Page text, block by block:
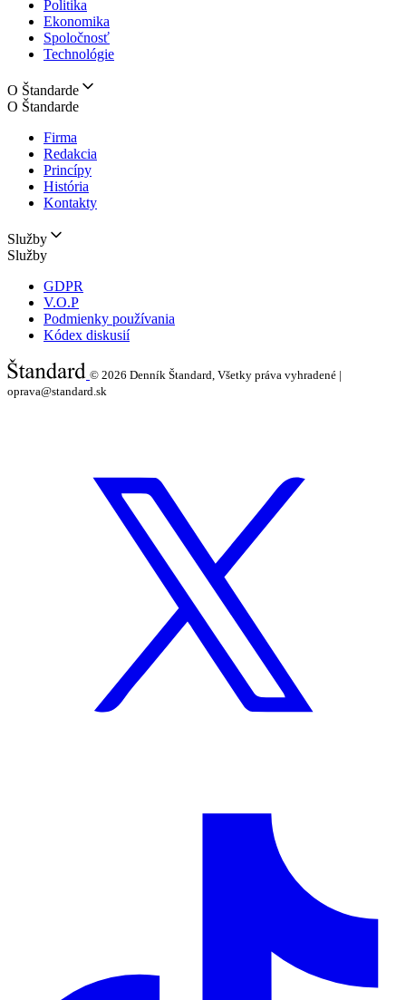
Politika
Ekonomika
Spoločnosť
Technológie
O Štandarde
O Štandarde
Firma
Redakcia
Princípy
História
Kontakty
Služby
Služby
GDPR
V.O.P
Podmienky používania
Kódex diskusií
© 2026 Denník Štandard, Všetky práva vyhradené |
oprava@standard.sk